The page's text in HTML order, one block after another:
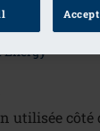
Energy
utilisée côté